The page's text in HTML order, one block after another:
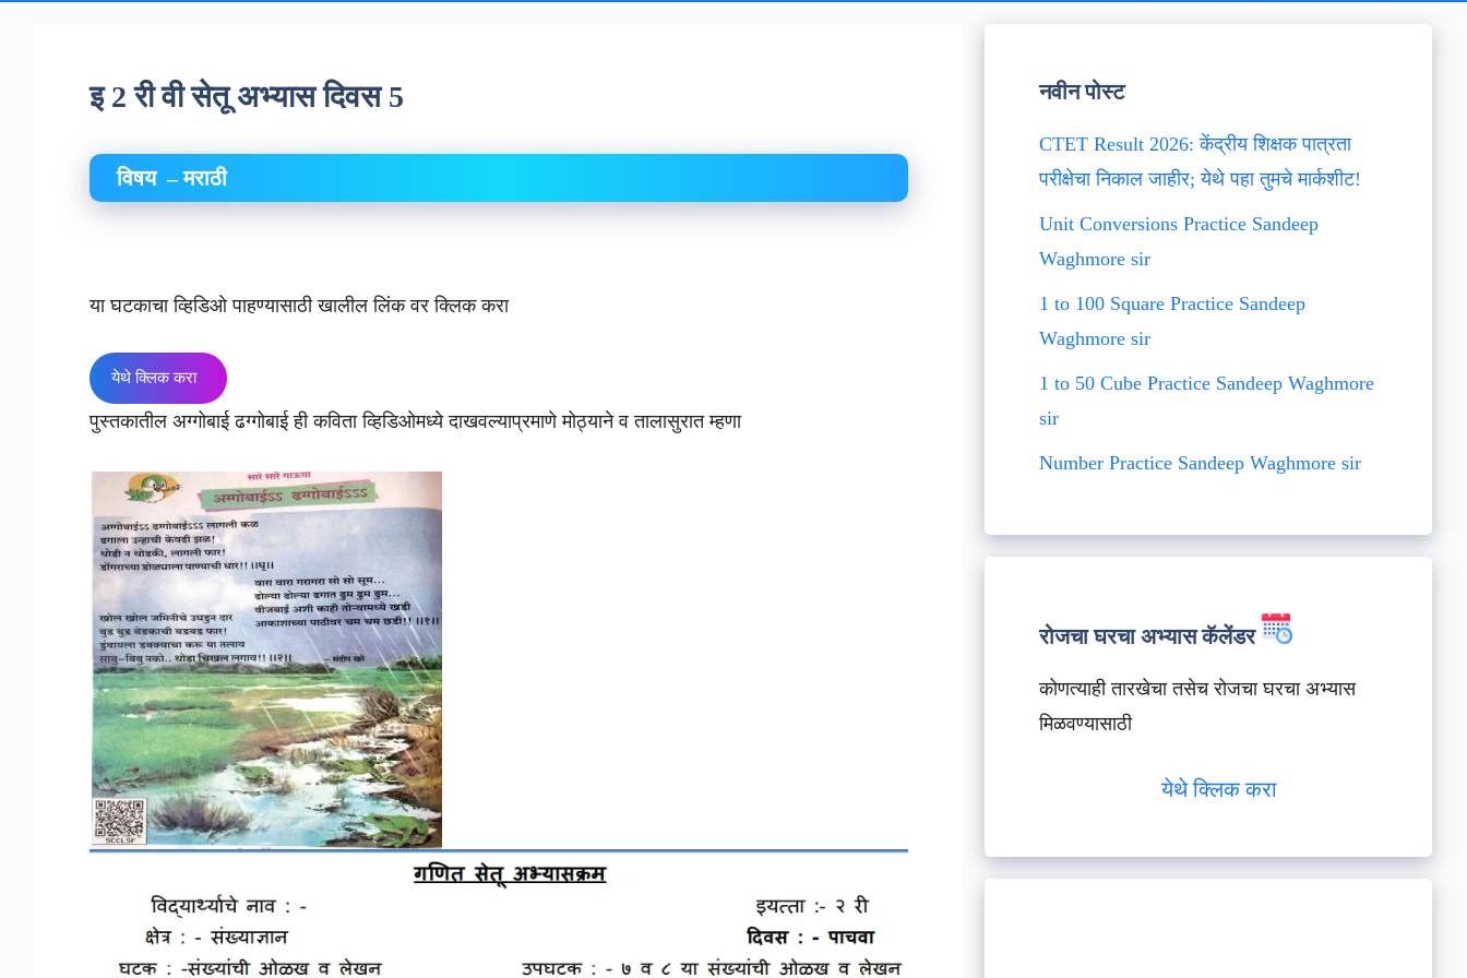
इ 2 री वी सेतू अभ्यास दिवस 5
विषय – मराठी
या घटकाचा व्हिडिओ पाहण्यासाठी खालील लिंक वर क्लिक करा
येथे क्लिक करा
पुस्तकातील अग्गोबाई ढग्गोबाई ही कविता व्हिडिओमध्ये दाखवल्याप्रमाणे मोठ्याने व तालासुरात म्हणा
नवीन पोस्ट
CTET Result 2026: केंद्रीय शिक्षक पात्रता
परीक्षेचा निकाल जाहीर; येथे पहा तुमचे मार्कशीट!
Unit Conversions Practice Sandeep
Waghmore sir
1 to 100 Square Practice Sandeep
Waghmore sir
1 to 50 Cube Practice Sandeep Waghmore
sir
Number Practice Sandeep Waghmore sir
रोजचा घरचा अभ्यास कॅलेंडर
कोणत्याही तारखेचा तसेच रोजचा घरचा अभ्यास
मिळवण्यासाठी
येथे क्लिक करा